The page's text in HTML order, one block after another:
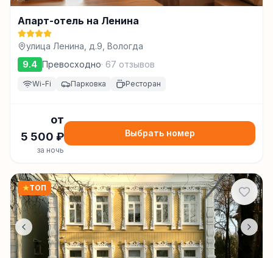
Апарт-отель на Ленина
улица Ленина, д.9, Вологда
9.4 Превосходно· 67 отзывов
Wi-Fi Парковка Ресторан
от
5 500 ₽
за ночь
Выбрать номер
★ТОП